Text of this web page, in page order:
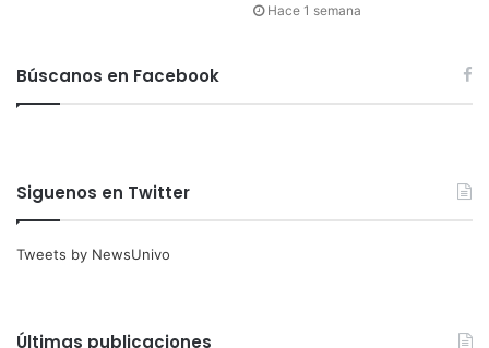
Hace 1 semana
Búscanos en Facebook
Siguenos en Twitter
Tweets by NewsUnivo
Últimas publicaciones